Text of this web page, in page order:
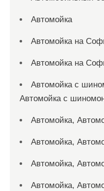
Автомойка
Автомойка на
Автомойка на
Автомойка с
Автомойка с
Автомойка,
Автомойка,
Автомойка,
Автомойка,